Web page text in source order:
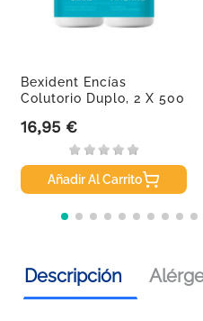
Bexident Encías
Colutorio Duplo, 2 X 500
Precio
16,95 €
Añadir Al Carrito
Descripción